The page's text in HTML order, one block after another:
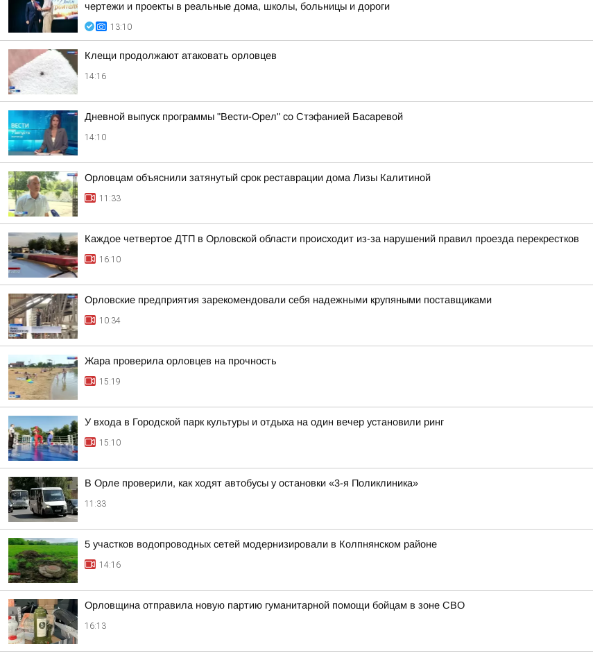
чертежи и проекты в реальные дома, школы, больницы и дороги
13:10
Клещи продолжают атаковать орловцев
14:16
Дневной выпуск программы "Вести-Орел" со Стэфанией Басаревой
14:10
Орловцам объяснили затянутый срок реставрации дома Лизы Калитиной
11:33
Каждое четвертое ДТП в Орловской области происходит из-за нарушений правил проезда перекрестков
16:10
Орловские предприятия зарекомендовали себя надежными крупяными поставщиками
10:34
Жара проверила орловцев на прочность
15:19
У входа в Городской парк культуры и отдыха на один вечер установили ринг
15:10
В Орле проверили, как ходят автобусы у остановки «3-я Поликлиника»
11:33
5 участков водопроводных сетей модернизировали в Колпнянском районе
14:16
Орловщина отправила новую партию гуманитарной помощи бойцам в зоне СВО
16:13